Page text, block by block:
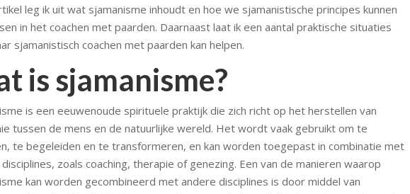
leg ik uit wat sjamanisme inhoudt en hoe we sjamanistische principes kunnen
in het coachen met paarden. Daarnaast laat ik een aantal praktische situaties
sjamanistisch coachen met paarden kan helpen.
is sjamanisme?
is een eeuwenoude spirituele praktijk die zich richt op het herstellen van
tussen de mens en de natuurlijke wereld. Het wordt vaak gebruikt om te
te begeleiden en te transformeren, en kan worden toegepast in combinatie met
zoals coaching, therapie of genezing. Een van de manieren waarop
kan worden gecombineerd met andere disciplines is door middel van